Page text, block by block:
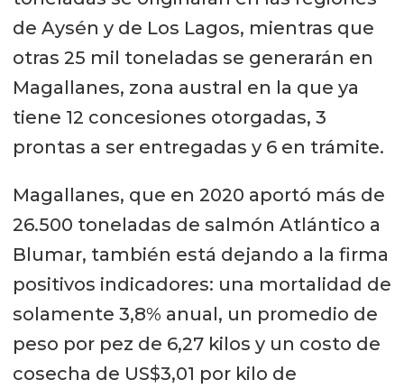
de Aysén y de Los Lagos, mientras que
otras 25 mil toneladas se generarán en
Magallanes, zona austral en la que ya
tiene 12 concesiones otorgadas, 3
prontas a ser entregadas y 6 en trámite.
Magallanes, que en 2020 aportó más de
26.500 toneladas de salmón Atlántico a
Blumar, también está dejando a la firma
positivos indicadores: una mortalidad de
solamente 3,8% anual, un promedio de
peso por pez de 6,27 kilos y un costo de
cosecha de US$3,01 por kilo de